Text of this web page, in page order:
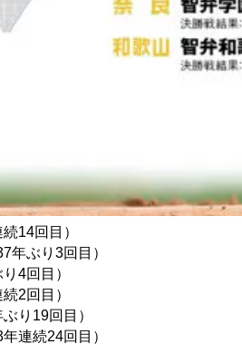
続14回目）
年ぶり3回目）
り4回目）
続2回目）
ぶり19回目）
年連続24回目）